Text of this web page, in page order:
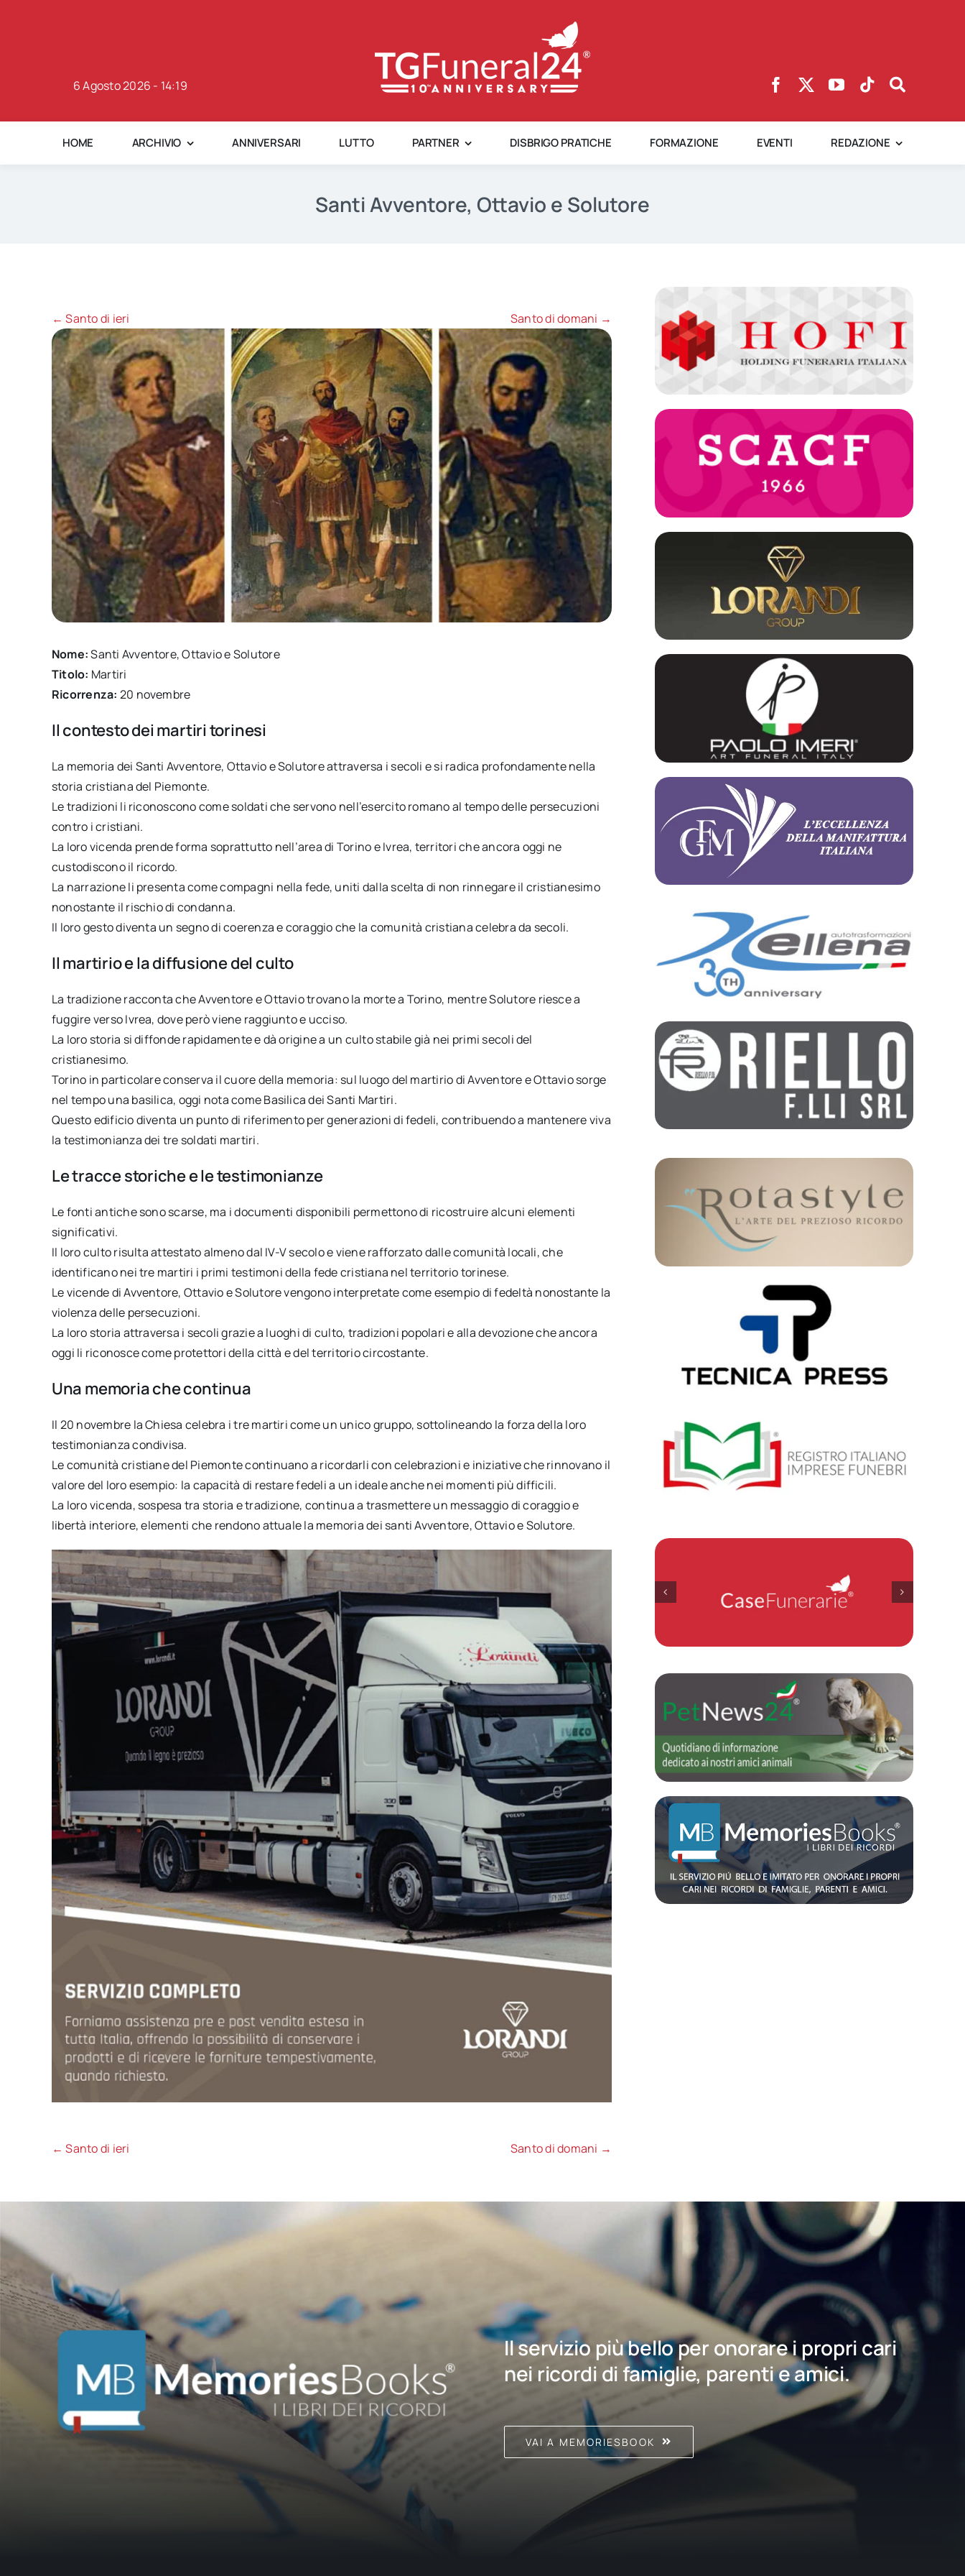
6 Agosto 2026 - 14:19
HOME ARCHIVIO ANNIVERSARI LUTTO PARTNER DISBRIGO PRATICHE FORMAZIONE EVENTI REDAZIONE
Santi Avventore, Ottavio e Solutore
← Santo di ieri Santo di domani →
Nome:Santi Avventore, Ottavio e Solutore
Titolo: Martiri
Ricorrenza: 20 novembre
Il contesto dei martiri torinesi
La memoria dei Santi Avventore, Ottavio e Solutore attraversa i secoli e si radica profondamente nella
storia cristiana del Piemonte.
Le tradizioni li riconoscono come soldati che servono nell’esercito romano al tempo delle persecuzioni
contro i cristiani.
La loro vicenda prende forma soprattutto nell’area di Torino e Ivrea, territori che ancora oggi ne
custodiscono il ricordo.
La narrazione li presenta come compagni nella fede, uniti dalla scelta di non rinnegare il cristianesimo
nonostante il rischio di condanna.
Il loro gesto diventa un segno di coerenza e coraggio che la comunità cristiana celebra da secoli.
Il martirio e la diffusione del culto
La tradizione racconta che Avventore e Ottavio trovano la morte a Torino, mentre Solutore riesce a
fuggire verso Ivrea, dove però viene raggiunto e ucciso.
La loro storia si diffonde rapidamente e dà origine a un culto stabile già nei primi secoli del
cristianesimo.
Torino in particolare conserva il cuore della memoria: sul luogo del martirio di Avventore e Ottavio sorge
nel tempo una basilica, oggi nota come Basilica dei Santi Martiri.
Questo edificio diventa un punto di riferimento per generazioni di fedeli, contribuendo a mantenere viva
la testimonianza dei tre soldati martiri.
Le tracce storiche e le testimonianze
Le fonti antiche sono scarse, ma i documenti disponibili permettono di ricostruire alcuni elementi
significativi.
Il loro culto risulta attestato almeno dal IV-V secolo e viene rafforzato dalle comunità locali, che
identificano nei tre martiri i primi testimoni della fede cristiana nel territorio torinese.
Le vicende di Avventore, Ottavio e Solutore vengono interpretate come esempio di fedeltà nonostante la
violenza delle persecuzioni.
La loro storia attraversa i secoli grazie a luoghi di culto, tradizioni popolari e alla devozione che ancora
oggi li riconosce come protettori della città e del territorio circostante.
Una memoria che continua
Il 20 novembre la Chiesa celebra i tre martiri come un unico gruppo, sottolineando la forza della loro
testimonianza condivisa.
Le comunità cristiane del Piemonte continuano a ricordarli con celebrazioni e iniziative che rinnovano il
valore del loro esempio: la capacità di restare fedeli a un ideale anche nei momenti più difficili.
La loro vicenda, sospesa tra storia e tradizione, continua a trasmettere un messaggio di coraggio e
libertà interiore, elementi che rendono attuale la memoria dei santi Avventore, Ottavio e Solutore.
← Santo di ieri Santo di domani →
Il servizio più bello per onorare i propri cari
nei ricordi di famiglie, parenti e amici.
VAI A MEMORIESBOOK